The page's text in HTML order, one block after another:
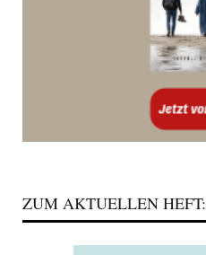
ZUM AKTUELLEN HEFT: